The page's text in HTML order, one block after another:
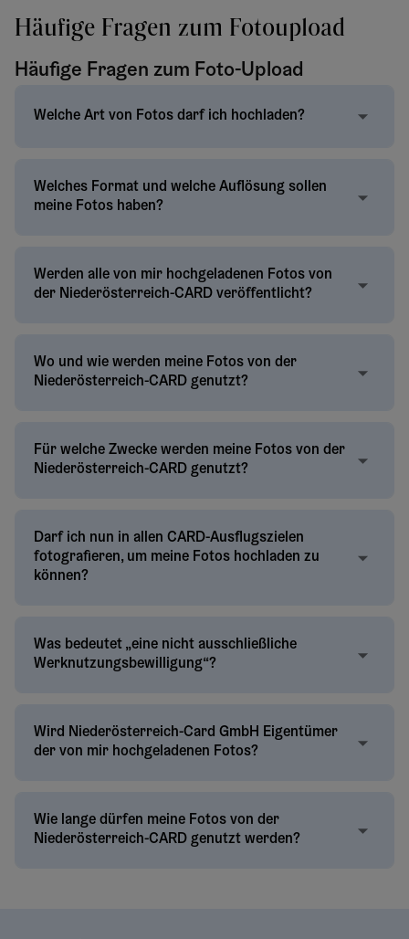
Häufige Fragen zum Fotoupload
Häufige Fragen zum Foto-Upload
Welche Art von Fotos darf ich hochladen?
Welches Format und welche Auflösung sollen
meine Fotos haben?
Werden alle von mir hochgeladenen Fotos von
der Niederösterreich-CARD veröffentlicht?
Wo und wie werden meine Fotos von der
Niederösterreich-CARD genutzt?
Für welche Zwecke werden meine Fotos von der
Niederösterreich-CARD genutzt?
Darf ich nun in allen CARD-Ausflugszielen
fotografieren, um meine Fotos hochladen zu
können?
Was bedeutet „eine nicht ausschließliche
Werknutzungsbewilligung“?
Wird Niederösterreich-Card GmbH Eigentümer
der von mir hochgeladenen Fotos?
Wie lange dürfen meine Fotos von der
Niederösterreich-CARD genutzt werden?